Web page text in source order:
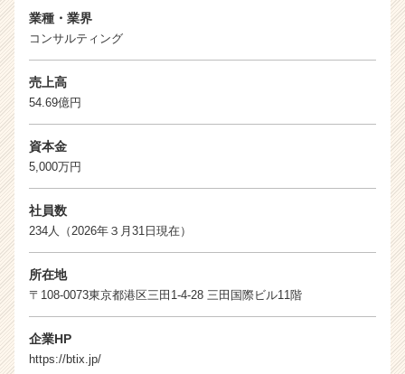
業種・業界
コンサルティング
売上高
54.69億円
資本金
5,000万円
社員数
234人（2026年３月31日現在）
所在地
〒108-0073東京都港区三田1-4-28 三田国際ビル11階
企業HP
https://btix.jp/